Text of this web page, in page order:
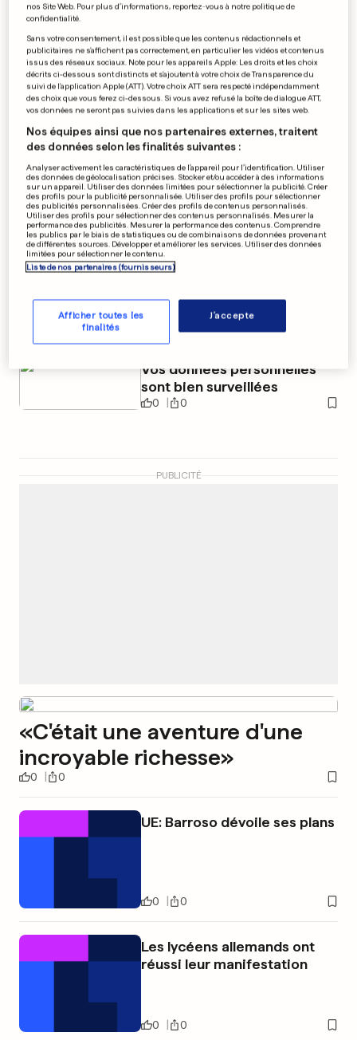
Le Lycée Vauban à l'heure du
bac
0 0
La nouvelle coalition
combattra la crise
Vos données personnelles
sont bien surveillées
0 0
PUBLICITÉ
«C'était une aventure d'une
incroyable richesse»
0 0
UE: Barroso dévoile ses plans
0 0
Les lycéens allemands ont
réussi leur manifestation
0 0
nos Site Web. Pour plus d’informations, reportez-vous à notre politique de
confidentialité.
Sans votre consentement, il est possible que les contenus rédactionnels et
publicitaires ne s'affichent pas correctement, en particulier les vidéos et contenus
issus des réseaux sociaux. Note pour les appareils Apple: Les droits et les choix
décrits ci-dessous sont distincts et s'ajoutent à votre choix de Transparence du
suivi de l'application Apple (ATT). Votre choix ATT sera respecté indépendamment
des choix que vous ferez ci-dessous. Si vous avez refusé la boîte de dialogue ATT,
vos données ne seront pas suivies dans les applications et sur les sites web.
Nos équipes ainsi que nos partenaires externes, traitent
des données selon les finalités suivantes :
Analyser activement les caractéristiques de l’appareil pour l’identification. Utiliser
des données de géolocalisation précises. Stocker et/ou accéder à des informations
sur un appareil. Utiliser des données limitées pour sélectionner la publicité. Créer
des profils pour la publicité personnalisée. Utiliser des profils pour sélectionner
des publicités personnalisées. Créer des profils de contenus personnalisés.
Utiliser des profils pour sélectionner des contenus personnalisés. Mesurer la
performance des publicités. Mesurer la performance des contenus. Comprendre
les publics par le biais de statistiques ou de combinaisons de données provenant
de différentes sources. Développer et améliorer les services. Utiliser des données
limitées pour sélectionner le contenu.
Liste de nos partenaires (fournisseurs)
Afficher toutes les
finalités
J'accepte